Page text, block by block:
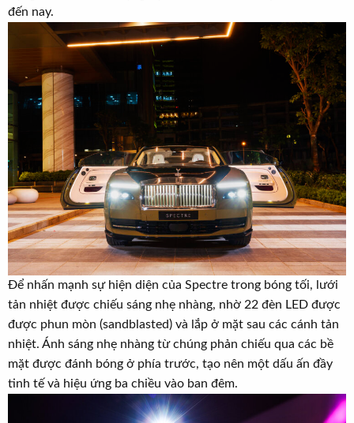
đến nay.
Để nhấn mạnh sự hiện diện của Spectre trong bóng tối, lưới
tản nhiệt được chiếu sáng nhẹ nhàng, nhờ 22 đèn LED được
được phun mòn (sandblasted) và lắp ở mặt sau các cánh tản
nhiệt. Ánh sáng nhẹ nhàng từ chúng phản chiếu qua các bề
mặt được đánh bóng ở phía trước, tạo nên một dấu ấn đầy
tinh tế và hiệu ứng ba chiều vào ban đêm.